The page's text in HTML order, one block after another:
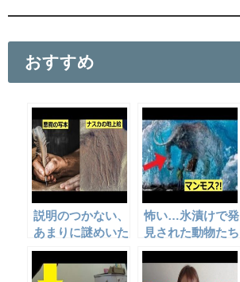
e
b
o
o
k
er
おすすめ
説明のつかない、
あまりに謎めいた
物・メッセージ5
選
怖い…氷漬けで発
見された動物たち
７選